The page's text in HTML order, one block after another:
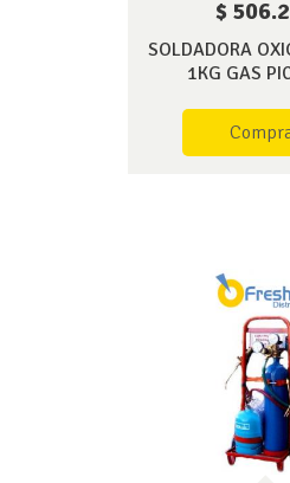
$
SOLDADORA
1KG GAS